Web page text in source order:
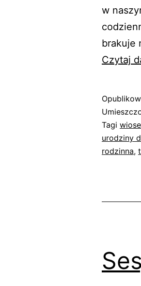
w
brakuje
Czytaj
Tagi
urodziny
rodzinna,